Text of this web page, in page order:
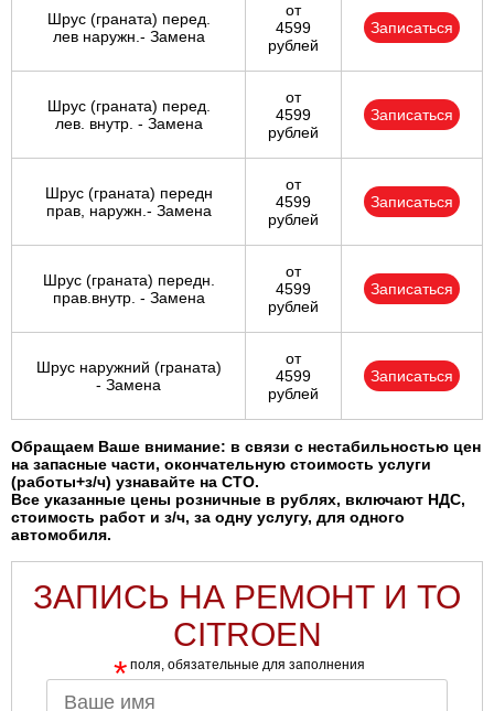
Шрус (граната) перед.
лев наружн.- Замена
от
4599
рублей
Записаться
Шрус (граната) перед.
лев. внутр. - Замена
от
4599
рублей
Записаться
Шрус (граната) передн
прав, наружн.- Замена
от
4599
рублей
Записаться
Шрус (граната) передн.
прав.внутр. - Замена
от
4599
рублей
Записаться
Шрус наружний (граната)
- Замена
от
4599
рублей
Записаться
Обращаем Ваше внимание: в связи с нестабильностью цен
на запасные части, окончательную стоимость услуги
(работы+з/ч) узнавайте на СТО.
Все указанные цены розничные в рублях, включают НДС,
стоимость работ и з/ч, за одну услугу, для одного
автомобиля.
ЗАПИСЬ НА РЕМОНТ И ТО
CITROEN
* поля, обязательные для заполнения